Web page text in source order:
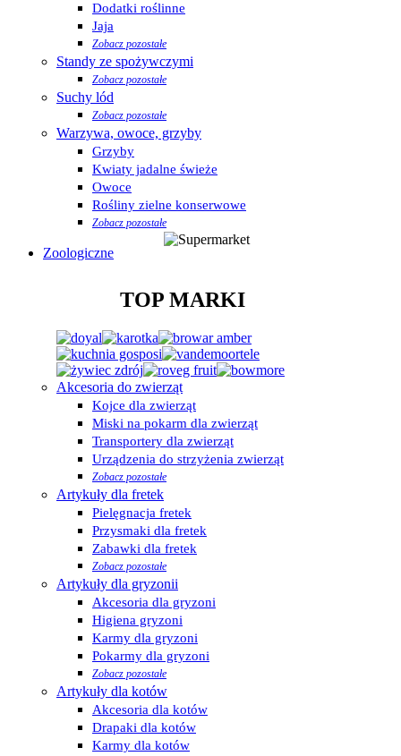
Dodatki roślinne
Jaja
Zobacz pozostałe
Standy ze spożywczymi
Zobacz pozostałe
Suchy lód
Zobacz pozostałe
Warzywa, owoce, grzyby
Grzyby
Kwiaty jadalne świeże
Owoce
Rośliny zielne konserwowe
Zobacz pozostałe
Zoologiczne
TOP MARKI
Akcesoria do zwierząt
Kojce dla zwierząt
Miski na pokarm dla zwierząt
Transportery dla zwierząt
Urządzenia do strzyżenia zwierząt
Zobacz pozostałe
Artykuły dla fretek
Pielęgnacja fretek
Przysmaki dla fretek
Zabawki dla fretek
Zobacz pozostałe
Artykuły dla gryzonii
Akcesoria dla gryzoni
Higiena gryzoni
Karmy dla gryzoni
Pokarmy dla gryzoni
Zobacz pozostałe
Artykuły dla kotów
Akcesoria dla kotów
Drapaki dla kotów
Karmy dla kotów